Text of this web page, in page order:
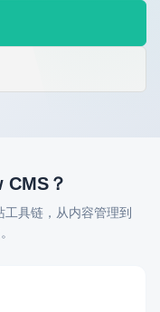
CMS？
具链，从内容管理到